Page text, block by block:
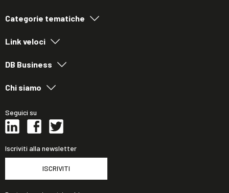
Categorie tematiche
Link veloci
DB Business
Chi siamo
Seguici su
Iscriviti alla newsletter
ISCRIVITI